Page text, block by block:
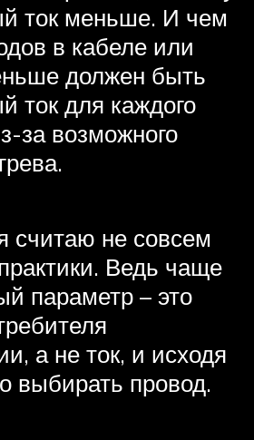
ток меньше. И чем
в кабеле или
должен быть
ток для каждого
за возможного
считаю не совсем
Ведь чаще
параметр – это
а не ток, и исходя
выбирать провод.